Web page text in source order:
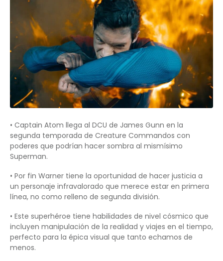
• Captain Atom llega al DCU de James Gunn en la
segunda temporada de Creature Commandos con
poderes que podrían hacer sombra al mismísimo
Superman.
• Por fin Warner tiene la oportunidad de hacer justicia a
un personaje infravalorado que merece estar en primera
línea, no como relleno de segunda división.
• Este superhéroe tiene habilidades de nivel cósmico que
incluyen manipulación de la realidad y viajes en el tiempo,
perfecto para la épica visual que tanto echamos de
menos.